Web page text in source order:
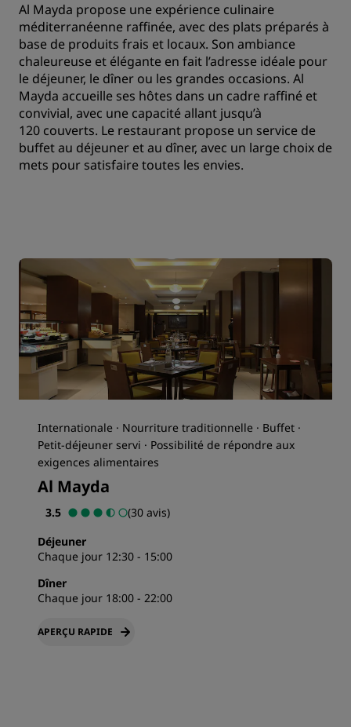
Al Mayda propose une expérience culinaire
méditerranéenne raffinée, avec des plats préparés à
base de produits frais et locaux. Son ambiance
chaleureuse et élégante en fait l’adresse idéale pour
le déjeuner, le dîner ou les grandes occasions. Al
Mayda accueille ses hôtes dans un cadre raffiné et
convivial, avec une capacité allant jusqu’à
120 couverts. Le restaurant propose un service de
buffet au déjeuner et au dîner, avec un large choix de
mets pour satisfaire toutes les envies.
Internationale · Nourriture traditionnelle · Buffet ·
Petit-déjeuner servi · Possibilité de répondre aux
exigences alimentaires
Al Mayda
3.5
(30 avis)
Déjeuner
Chaque jour 12:30 - 15:00
Dîner
Chaque jour 18:00 - 22:00
APERÇU RAPIDE